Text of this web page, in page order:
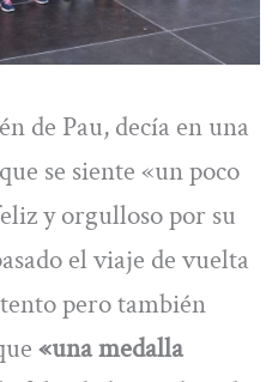
de Pau, decía en una
se siente «un poco
y orgulloso por su
el viaje de vuelta
pero también
«una medalla